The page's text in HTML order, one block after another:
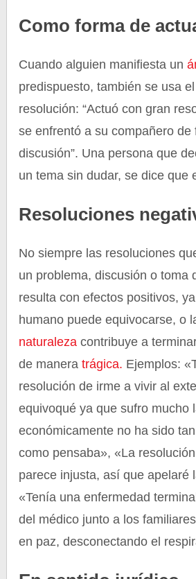
Como forma de
Cuando alguien manifiesta un
predispuesto, también se usa
resolución: “Actuó con gran
se enfrentó a su compañero de
discusión”. Una persona que
un tema sin dudar, se dice que
Resoluciones
No siempre las resoluciones
un problema, discusión o toma
resulta con efectos positivos,
humano puede equivocarse, o
naturaleza contribuye a
de maneratrágica. Ejemplos:
resolución de irme a vivir al
equivoqué ya que sufro mucho
económicamente no ha sido
como pensaba», «La
parece injusta, así que apelaré
«Tenía una enfermedad
del médico junto a los
en paz, desconectando el